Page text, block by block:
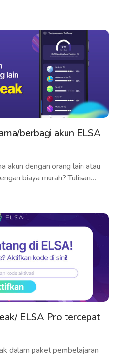
berbagi akun ELSA
akun dengan orang lain atau
biaya murah? Tulisan
ELSA Pro tercepat
dalam paket pembelajaran